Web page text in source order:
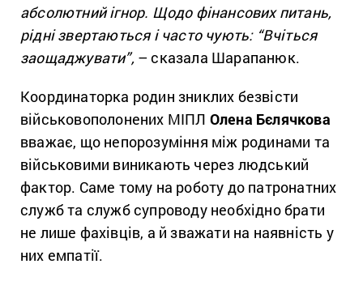
абсолютний ігнор. Щодо фінансових питань,
рідні звертаються і часто чують: “Вчіться
заощаджувати”,– сказала Шарапанюк.
Координаторка родин зниклих безвісти
військовополонених МІПЛ Олена Бєлячкова
вважає, що непорозуміння між родинами та
військовими виникають через людський
фактор. Саме тому на роботу до патронатних
служб та служб супроводу необхідно брати
не лише фахівців, а й зважати на наявність у
них емпатії.